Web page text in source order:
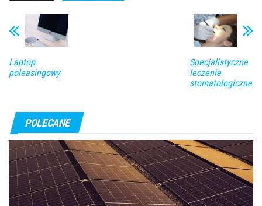
Laptop
poleasingowy
Specjalistyczne
leczenie
stomatologiczne
POLECANE